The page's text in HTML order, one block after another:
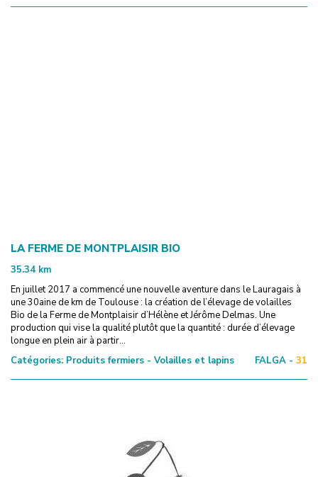
LA FERME DE MONTPLAISIR BIO
35.34 km
En juillet 2017 a commencé une nouvelle aventure dans le Lauragais à
une 30aine de km de Toulouse : la création de l’élevage de volailles
Bio de la Ferme de Montplaisir d’Hélène et Jérôme Delmas. Une
production qui vise la qualité plutôt que la quantité : durée d’élevage
longue en plein air à partir...
Catégories: Produits fermiers - Volailles et lapins FALGA - 31